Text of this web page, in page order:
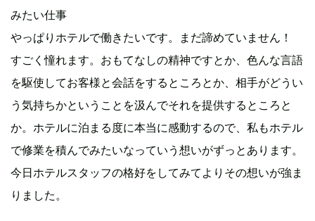
みたい仕事
やっぱりホテルで働きたいです。まだ諦めていません！
すごく憧れます。おもてなしの精神ですとか、色んな言語
を駆使してお客様と会話をするところとか、相手がどうい
う気持ちかということを汲んでそれを提供するところと
か。ホテルに泊まる度に本当に感動するので、私もホテル
で修業を積んでみたいなっていう想いがずっとあります。
今日ホテルスタッフの格好をしてみてよりその想いが強ま
りました。